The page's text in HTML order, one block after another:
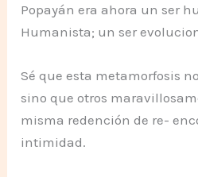
Popayán era ahora un ser
Humanista; un ser
Sé que esta metamorfosis
sino que otros
misma redención de re-
intimidad.